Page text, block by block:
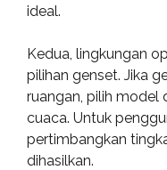
ideal.
Kedua, lingkungan
pilihan genset. Jika
ruangan, pilih model
cuaca. Untuk
pertimbangkan
dihasilkan.